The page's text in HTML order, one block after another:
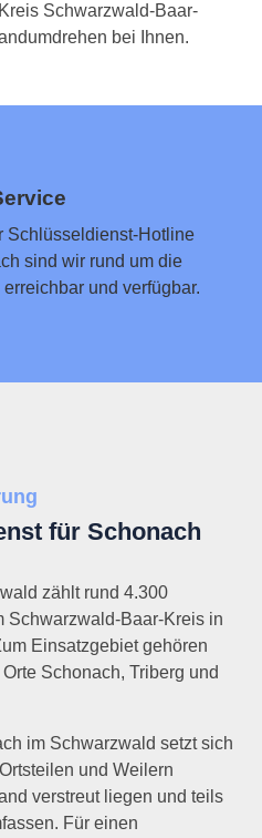
Schwarzwald-Baar-
bei Ihnen.
Schlüsseldienst-Hotline
sind wir rund um die
und verfügbar.
für Schonach
zählt rund 4.300
Schwarzwald-Baar-Kreis in
Einsatzgebiet gehören
Schonach, Triberg und
im Schwarzwald setzt sich
und Weilern
verstreut liegen und teils
Für einen